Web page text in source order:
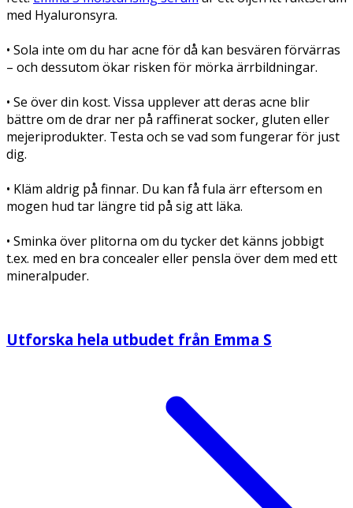
med Hyaluronsyra.
• Sola inte om du har acne för då kan besvären förvärras
– och dessutom ökar risken för mörka ärrbildningar.
• Se över din kost. Vissa upplever att deras acne blir
bättre om de drar ner på raffinerat socker, gluten eller
mejeriprodukter. Testa och se vad som fungerar för just
dig.
• Kläm aldrig på finnar. Du kan få fula ärr eftersom en
mogen hud tar längre tid på sig att läka.
• Sminka över plitorna om du tycker det känns jobbigt
t.ex. med en bra concealer eller pensla över dem med ett
mineralpuder.
Utforska hela utbudet från Emma S